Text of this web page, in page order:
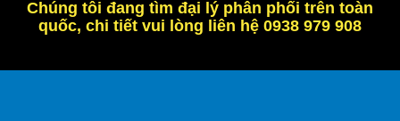
Chúng tôi đang tìm đại lý phân phối trên toàn
quốc, chi tiết vui lòng liên hệ 0938 979 908